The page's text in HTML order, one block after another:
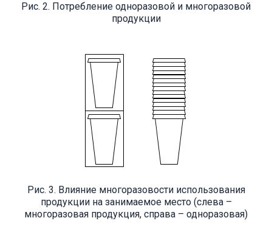
Рис. 2. Потребление одноразовой и многоразовой
продукции
Рис. 3. Влияние многоразовости использования
продукции на занимаемое место (слева –
многоразовая продукция, справа – одноразовая)